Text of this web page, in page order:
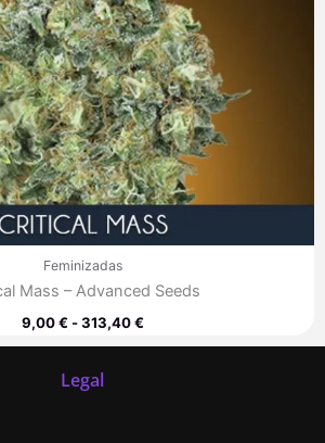
Feminizadas
Mass – Advanced Seeds
9,00€ - 313,40€
Legal